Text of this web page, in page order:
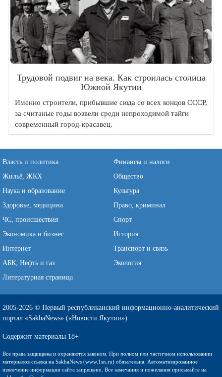
Трудовой подвиг на века. Как строилась столица
Южной Якутии
Именно строители, прибывшие сюда со всех концов СССР,
за считаные годы возвели среди непроходимой тайги
современный город-красавец.
Власть и политика
Финансы и налоги
Жильё, ЖКХ
Общество
Наука и образование
Культура
Здоровье, медицина
Право, криминал
ЧС, происшествия
Спорт
Экономика и бизнес
История
Интернет
Транспорт и связь
АБК, Нефть и газ
Экология
Литературная страница
2005-2026 © Первый республиканский информационно-аналитический
портал «SakhaNews» («Новости Якутии»)
Содержит материалы 18+
Все права защищены и охраняются законом. При полном или частичном использовании
материалов ссылка на SakhaNews (www.1sn.ru) обязательна. Автоматизированное
извлечение информации сайта запрещено. Все замечания и пожелания присылайте на